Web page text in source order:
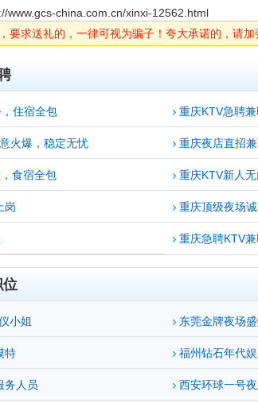
www.gcs-china.com.cn/xinxi-12562.html
要求送礼的，一律可视为骗子！夸大承诺的，请加
住宿全包 重庆KTV急聘
火爆，稳定无忧 重庆夜店直招
食宿全包 重庆KTV新人
岗 重庆顶级夜场
重庆急聘KTV
位
小姐 东莞金牌夜场
特 福州钻石年代
务人员 西安环球一号